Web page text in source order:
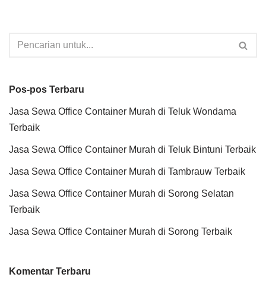
Pos-pos Terbaru
Jasa Sewa Office Container Murah di Teluk Wondama
Terbaik
Jasa Sewa Office Container Murah di Teluk Bintuni Terbaik
Jasa Sewa Office Container Murah di Tambrauw Terbaik
Jasa Sewa Office Container Murah di Sorong Selatan
Terbaik
Jasa Sewa Office Container Murah di Sorong Terbaik
Komentar Terbaru